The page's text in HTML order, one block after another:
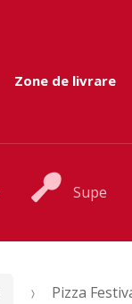
Zone de livrare
Supe
Pizza